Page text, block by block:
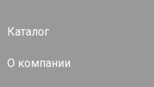
Каталог
О компании